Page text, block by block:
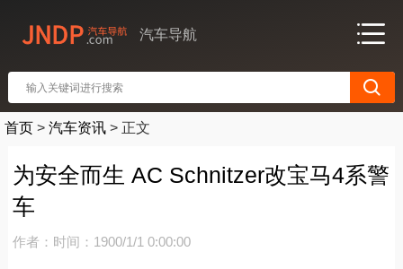
汽车导航
首页 > 汽车资讯 > 正文
为安全而生 AC Schnitzer改宝马4系警
车
作者： 时间：1900/1/1 0:00:00